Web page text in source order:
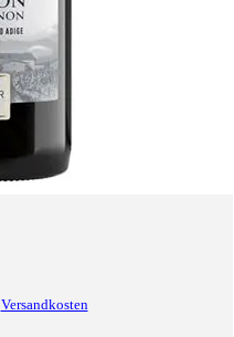
Versandkosten